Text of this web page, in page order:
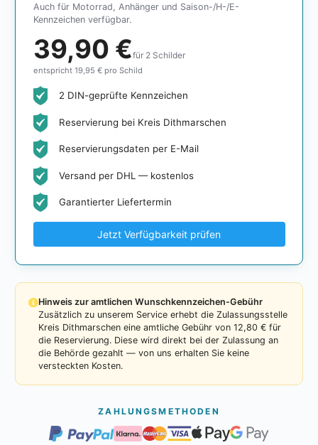
Auch für Motorrad, Anhänger und Saison-/H-/E-
Kennzeichen verfügbar.
39,90 €für 2 Schilder
entspricht 19,95 € pro Schild
2 DIN-geprüfte Kennzeichen
Reservierung bei Kreis Dithmarschen
Reservierungsdaten per E-Mail
Versand per DHL — kostenlos
Garantierter Liefertermin
Jetzt Verfügbarkeit prüfen
Hinweis zur amtlichen Wunschkennzeichen-Gebühr
Zusätzlich zu unserem Service erhebt die Zulassungsstelle
Kreis Dithmarschen eine amtliche Gebühr von 12,80 € für
die Reservierung. Diese wird direkt bei der Zulassung an
die Behörde gezahlt — von uns erhalten Sie keine
versteckten Kosten.
ZAHLUNGSMETHODEN